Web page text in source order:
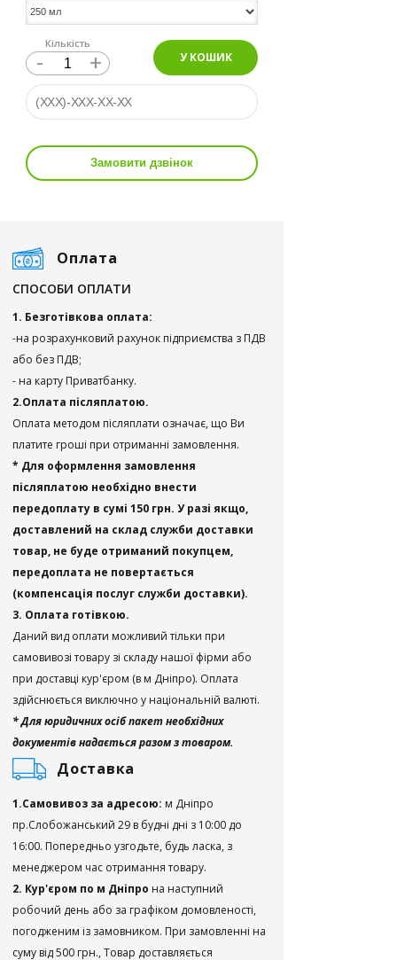
Кількість
- + У КОШИК
Замовити дзвінок
Оплата
СПОСОБИ ОПЛАТИ
1. Безготівкова оплата:
-на розрахунковий рахунок підприємства з ПДВ
або без ПДВ;
- на карту Приватбанку.
2.Оплата післяплатою.
Оплата методом післяплати означає, що Ви
платите гроші при отриманні замовлення.
* Для оформлення замовлення
післяплатою необхідно внести
передоплату в сумі 150 грн. У разі якщо,
доставлений на склад служби доставки
товар, не буде отриманий покупцем,
передоплата не повертається
(компенсація послуг служби доставки).
3. Оплата готівкою.
Даний вид оплати можливий тільки при
самовивозі товару зі складу нашої фірми або
при доставці кур'єром (в м Дніпро). Оплата
здійснюється виключно у національній валюті.
* Для юридичних осіб пакет необхідних
документів надається разом з товаром.
Доставка
1.Самовивоз за адресою: м Дніпро
пр.Слобожанський 29 в будні дні з 10:00 до
16:00. Попередньо узгодьте, будь ласка, з
менеджером час отримання товару.
2. Кур'єром по м Дніпро на наступний
робочий день або за графіком домовленості,
погодженим із замовником. При замовленні на
суму від 500 грн., Товар доставляється